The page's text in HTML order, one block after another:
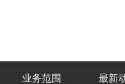
业务范围 最新